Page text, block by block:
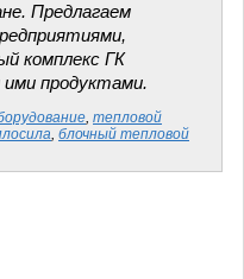
Предлагаем
комплекс ГК
продуктами.
, тепловой
, блочный тепловой